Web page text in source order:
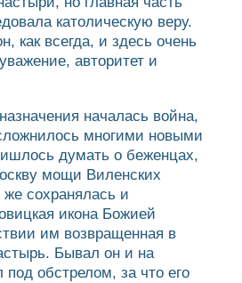
католическую веру.
как всегда, и здесь очень
авторитет и
началась война,
многими новыми
думать о беженцах,
мощи Виленских
же сохранялась и
икона Божией
им возвращенная в
Бывал он и на
обстрелом, за что его